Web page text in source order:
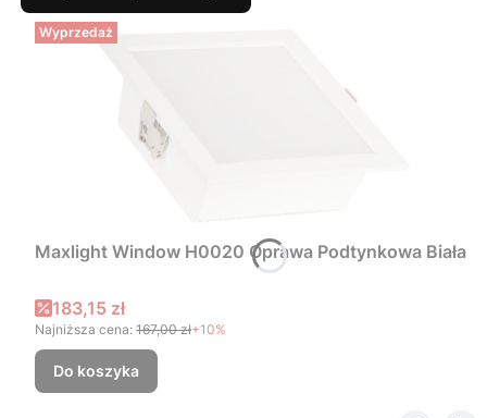
Wyprzedaż
Maxlight Window H0020 Oprawa Podtynkowa Biała
Cena promocyjna
183,15 zł
Najniższa cena: 167,00 zł+10%
Do koszyka